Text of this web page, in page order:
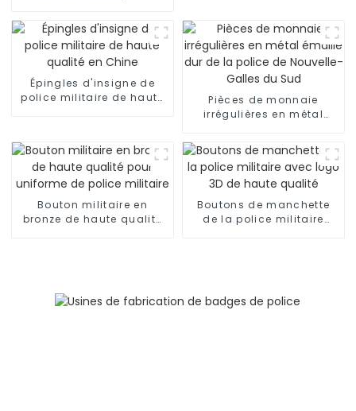
le gouvernement
Épingles d'insigne de
police militaire de haute
Pièces de monnaie
irrégulières en métal
de Nouvelle-Galles du
Sud
Bouton militaire en
bronze de haute qualité
Boutons de manchette
de la police militaire